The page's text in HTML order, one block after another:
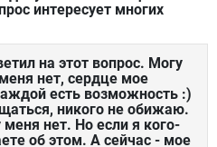
интересует многих
на этот вопрос. Могу
нет, сердце мое
есть возможность :)
никого не обижаю.
нет. Но если я кого-
об этом. А сейчас - мое